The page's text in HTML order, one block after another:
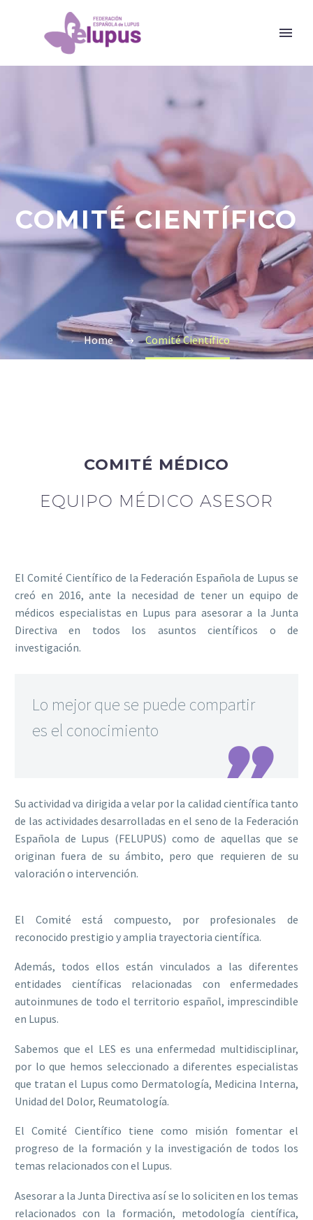
COMITÉ CIENTÍFICO
Home Comité Científico
COMITÉ MÉDICO
EQUIPO MÉDICO ASESOR
El Comité Científico de la Federación Española de Lupus se
creó en 2016, ante la necesidad de tener un equipo de
médicos especialistas en Lupus para asesorar a la Junta
Directiva en todos los asuntos científicos o de
investigación.
Lo mejor que se puede compartir
es el conocimiento

Su actividad va dirigida a velar por la calidad científica tanto
de las actividades desarrolladas en el seno de la Federación
Española de Lupus (FELUPUS) como de aquellas que se
originan fuera de su ámbito, pero que requieren de su
valoración o intervención.
El Comité está compuesto, por profesionales de
reconocido prestigio y amplia trayectoria científica.
Además, todos ellos están vinculados a las diferentes
entidades científicas relacionadas con enfermedades
autoinmunes de todo el territorio español, imprescindible
en Lupus.
Sabemos que el LES es una enfermedad multidisciplinar,
por lo que hemos seleccionado a diferentes especialistas
que tratan el Lupus como Dermatología, Medicina Interna,
Unidad del Dolor, Reumatología.
El Comité Científico tiene como misión fomentar el
progreso de la formación y la investigación de todos los
temas relacionados con el Lupus.
Asesorar a la Junta Directiva así se lo soliciten en los temas
relacionados con la formación, metodología científica,